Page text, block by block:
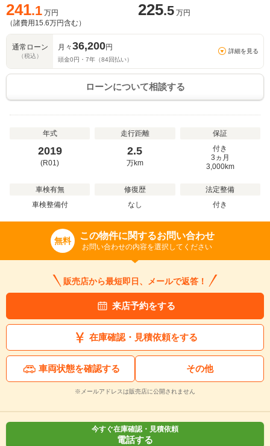
241.1 万円
（諸費用 15.6万円含む）
225.5 万円
通常ローン
（税込）
月々36,200円
頭金0円・ 7年（84回払い）
詳細を見る
ローンについて相談する
年式
2019
(R01)
走行距離
2.5
万km
保証
付き
3ヵ月
3,000km
車検有無
車検整備付
修復歴
なし
法定整備
付き
無料 この物件に関するお問い合わせ
お問い合わせの内容を選択してください
販売店から最短即日、メールで返答！
来店予約をする
在庫確認・見積依頼をする
車両状態を確認する その他
※メールアドレスは販売店に公開されません
今すぐ在庫確認・見積依頼
電話する